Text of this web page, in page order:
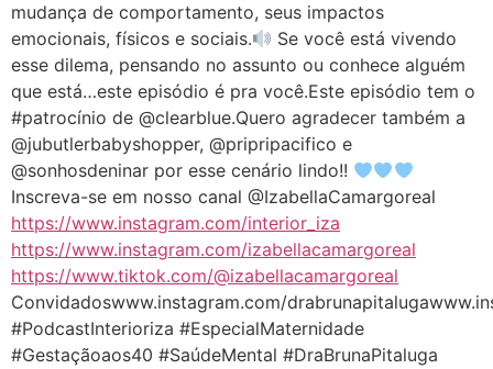
mudança de comportamento, seus impactos
emocionais, físicos e sociais.
Se você está vivendo
esse dilema, pensando no assunto ou conhece alguém
que está…este episódio é pra você.Este episódio tem o
#patrocínio de @clearblue.Quero agradecer também a
@jubutlerbabyshopper, @pripripacifico e
@sonhosdeninar por esse cenário lindo!!
Inscreva-se em nosso canal @IzabellaCamargoreal
https://www.instagram.com/interior_iza
https://www.instagram.com/izabellacamargoreal
https://www.tiktok.com/@izabellacamargoreal
Convidadoswww.instagram.com/
#PodcastInterioriza #EspecialMaternidade
#Gestaçãoaos40 #SaúdeMental #DraBrunaPitaluga